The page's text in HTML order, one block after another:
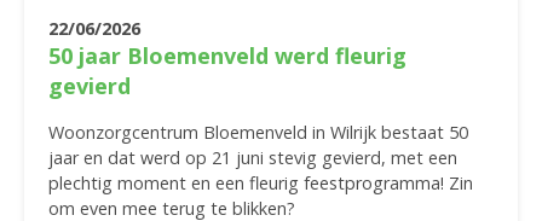
22/06/2026
50 jaar Bloemenveld werd fleurig
gevierd
Woonzorgcentrum Bloemenveld in Wilrijk bestaat 50
jaar en dat werd op 21 juni stevig gevierd, met een
plechtig moment en een fleurig feestprogramma! Zin
om even mee terug te blikken?